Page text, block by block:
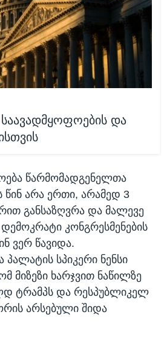
და
წარმომადგენელთა
არა ერთი, არამედ 3
განსაზღვრა და მალევე
კონგრესმენების
ვერ წავიდა.
სპიკერი ნენსი
მიზეზი ხარჯვით ნაწილზე
ტრამპს და რესპუბლიკელ
არსებული შიდა